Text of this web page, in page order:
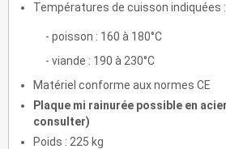
Températures de cuisson indiquées :
- poisson : 160 à 180°C
- viande : 190 à 230°C
Matériel conforme aux normes CE
Plaque mi rainurée possible en
consulter)
Poids : 225 kg